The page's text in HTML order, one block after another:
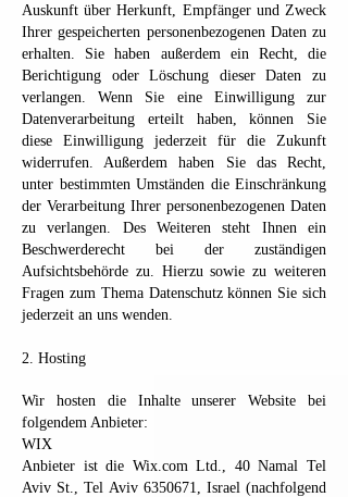
Auskunft über Herkunft, Empfänger und Zweck
Ihrer gespeicherten personenbezogenen Daten zu
erhalten. Sie haben außerdem ein Recht, die
Berichtigung oder Löschung dieser Daten zu
verlangen. Wenn Sie eine Einwilligung zur
Datenverarbeitung erteilt haben, können Sie
diese Einwilligung jederzeit für die Zukunft
widerrufen. Außerdem haben Sie das Recht,
unter bestimmten Umständen die Einschränkung
der Verarbeitung Ihrer personenbezogenen Daten
zu verlangen. Des Weiteren steht Ihnen ein
Beschwerderecht bei der zuständigen
Aufsichtsbehörde zu. Hierzu sowie zu weiteren
Fragen zum Thema Datenschutz können Sie sich
jederzeit an uns wenden.
2. Hosting
Wir hosten die Inhalte unserer Website bei
folgendem Anbieter:
WIX
Anbieter ist die Wix.com Ltd., 40 Namal Tel
Aviv St., Tel Aviv 6350671, Israel (nachfolgend